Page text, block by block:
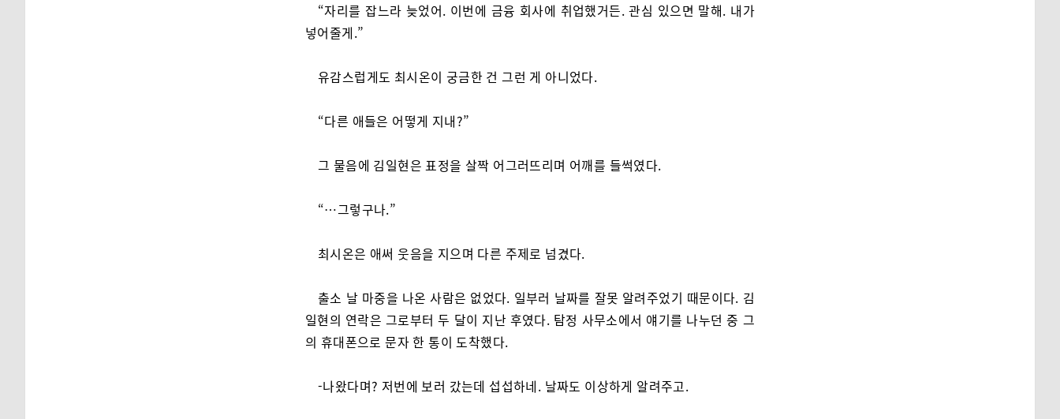
“자리를 잡느라 늦었어. 이번에 금융 회사에 취업했거든. 관심 있으면 말해. 내가
넣어줄게.”
유감스럽게도 최시온이 궁금한 건 그런 게 아니었다.
“다른 애들은 어떻게 지내?”
그 물음에 김일현은 표정을 살짝 어그러뜨리며 어깨를 들썩였다.
“…그렇구나.”
최시온은 애써 웃음을 지으며 다른 주제로 넘겼다.
출소 날 마중을 나온 사람은 없었다. 일부러 날짜를 잘못 알려주었기 때문이다. 김
일현의 연락은 그로부터 두 달이 지난 후였다. 탐정 사무소에서 얘기를 나누던 중 그
의 휴대폰으로 문자 한 통이 도착했다.
-나왔다며? 저번에 보러 갔는데 섭섭하네. 날짜도 이상하게 알려주고.